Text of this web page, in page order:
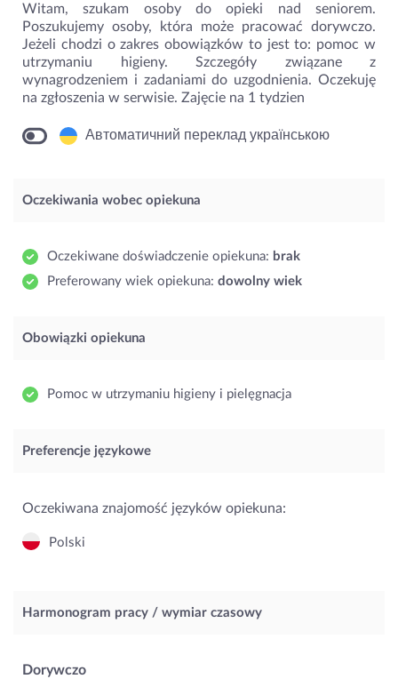
Witam, szukam osoby do opieki nad seniorem.
Poszukujemy osoby, która może pracować dorywczo.
Jeżeli chodzi o zakres obowiązków to jest to: pomoc w
utrzymaniu higieny. Szczegóły związane z
wynagrodzeniem i zadaniami do uzgodnienia. Oczekuję
na zgłoszenia w serwisie. Zajęcie na 1 tydzien
Автоматичний переклад українською
Oczekiwania wobec opiekuna
Oczekiwane doświadczenie opiekuna: brak
Preferowany wiek opiekuna: dowolny wiek
Obowiązki opiekuna
Pomoc w utrzymaniu higieny i pielęgnacja
Preferencje językowe
Oczekiwana znajomość języków opiekuna:
Polski
Harmonogram pracy / wymiar czasowy
Dorywczo